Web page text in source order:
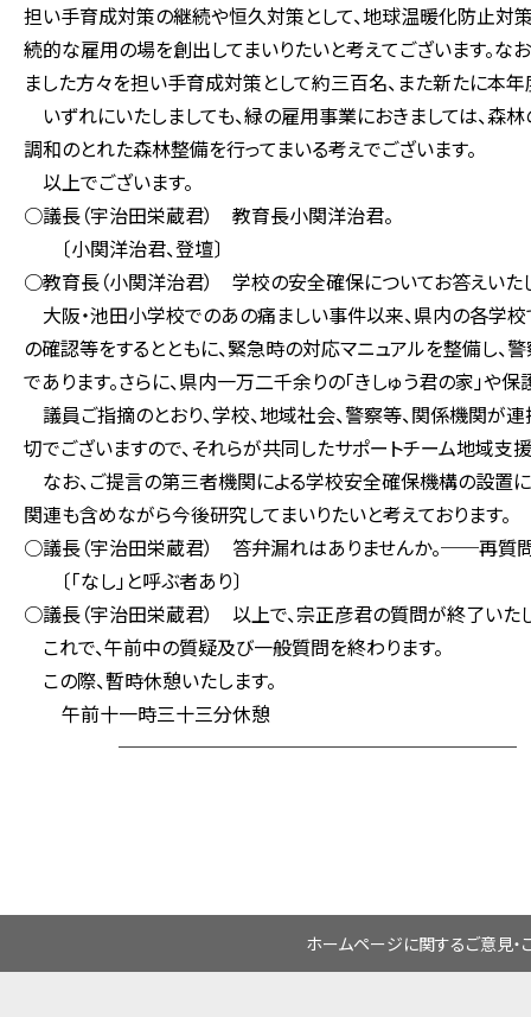
担い手育成対策の継続や恒久対策として、地球温暖化防止対
続的な雇用の場を創出してまいりたいと考えてございます。
ました方々を担い手育成対策として約三百名、また新たに本
いずれにいたしましても、緑の雇用事業におきましては、森
調和のとれた森林整備を行ってまいる考えでございます。
以上でございます。
○議長（宇治田栄蔵君） 教育長小関洋治君。
〔小関洋治君、登壇〕
○教育長（小関洋治君） 学校の安全確保についてお答えいた
大阪・池田小学校でのあの痛ましい事件以来、県内の各学
の確認等をするとともに、緊急時の対応マニュアルを整備し
であります。さらに、県内一万二千余りの「きしゅう君の家」
議員ご指摘のとおり、学校、地域社会、警察等、関係機関
切でございますので、それらが共同したサポートチーム地域支
なお、ご提言の第三者機関による学校安全確保機構の設置
関連も含めながら今後研究してまいりたいと考えております。
○議長（宇治田栄蔵君） 答弁漏れはありませんか。──再質問
〔「なし」と呼ぶ者あり〕
○議長（宇治田栄蔵君） 以上で、宗正彦君の質問が終了いた
これで、午前中の質疑及び一般質問を終わります。
この際、暫時休憩いたします。
午前十一時三十三分休憩
─────────────────────
ホームページに関するご意見・